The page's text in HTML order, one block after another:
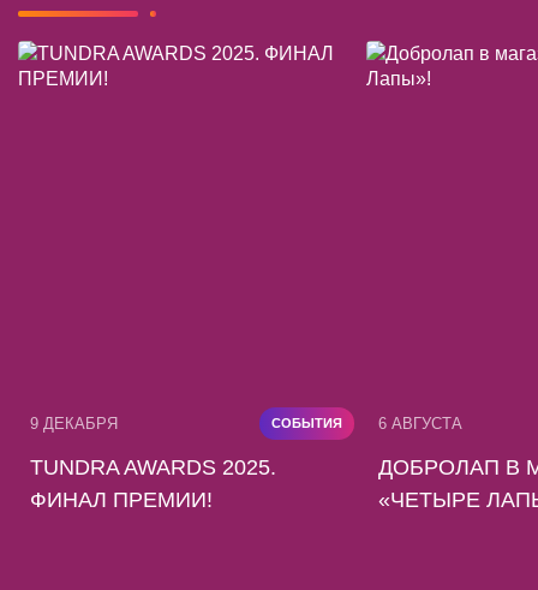
9 ДЕКАБРЯ СОБЫТИЯ
TUNDRA AWARDS 2025.
ФИНАЛ ПРЕМИИ!
6 АВГУСТА
ДОБРОЛАП В
«ЧЕТЫРЕ